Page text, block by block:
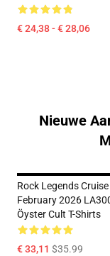
€ 24,38 - € 28,06
Nieuwe
Rock Legends Cruise
February 2026
Öyster Cult T-Shirts
€ 33,11 $35.99